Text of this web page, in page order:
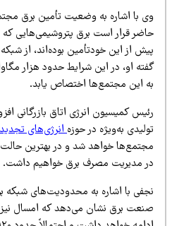
با اشاره به وضعیت تأمین برق
قرار است برق پتروشیمی‌هایی که در
از این خودتأمین بوده‌اند، از شبکه
او، در این شرایط حدود هزار مگاوات
این مجتمع‌ها اختصاص یابد.
کمیسیون انرژی اتاق بازرگانی افزود:
به‌ویژه در حوزهانرژی‌های تجدیدپذیر
خواهد شد و در بهترین حالت نیز
مدیریت مصرف برق خواهیم داشت.
با اشاره به محدودیت‌های شبکه برق
برق نشان می‌دهد که امسال نیز